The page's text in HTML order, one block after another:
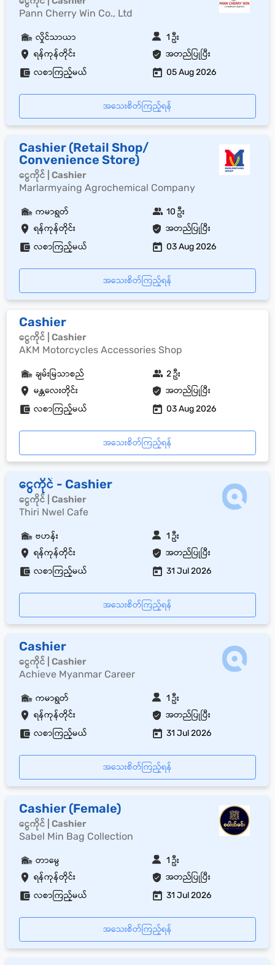
Pann Cherry Win Co., Ltd
ရန်ကုန်တိုင်း အတည်ပြုပြီး
လှိုင်သာယာ 1 ဦး
လစာကြည့်မယ် 05 Aug 2026
အသေးစိတ်ကြည့်ရန်
Cashier (Retail Shop/
Convenience Store)
ငွေကိုင် | Cashier
Marlarmyaing Agrochemical Company
ရန်ကုန်တိုင်း အတည်ပြုပြီး
ကမာရွတ် 10 ဦး
လစာကြည့်မယ် 03 Aug 2026
အသေးစိတ်ကြည့်ရန်
Cashier
ငွေကိုင် | Cashier
AKM Motorcycles Accessories Shop
မန္တလေးတိုင်း အတည်ပြုပြီး
ချမ်းမြသာစည် 2 ဦး
လစာကြည့်မယ် 03 Aug 2026
အသေးစိတ်ကြည့်ရန်
ငွေကိုင် - Cashier
ငွေကိုင် | Cashier
Thiri Nwel Cafe
ရန်ကုန်တိုင်း အတည်ပြုပြီး
ဗဟန်း 1 ဦး
လစာကြည့်မယ် 31 Jul 2026
အသေးစိတ်ကြည့်ရန်
Cashier
ငွေကိုင် | Cashier
Achieve Myanmar Career
ရန်ကုန်တိုင်း အတည်ပြုပြီး
ကမာရွတ် 1 ဦး
လစာကြည့်မယ် 31 Jul 2026
အသေးစိတ်ကြည့်ရန်
Cashier (Female)
ငွေကိုင် | Cashier
Sabel Min Bag Collection
ရန်ကုန်တိုင်း အတည်ပြုပြီး
တာမွေ 1 ဦး
လစာကြည့်မယ် 31 Jul 2026
အသေးစိတ်ကြည့်ရန်